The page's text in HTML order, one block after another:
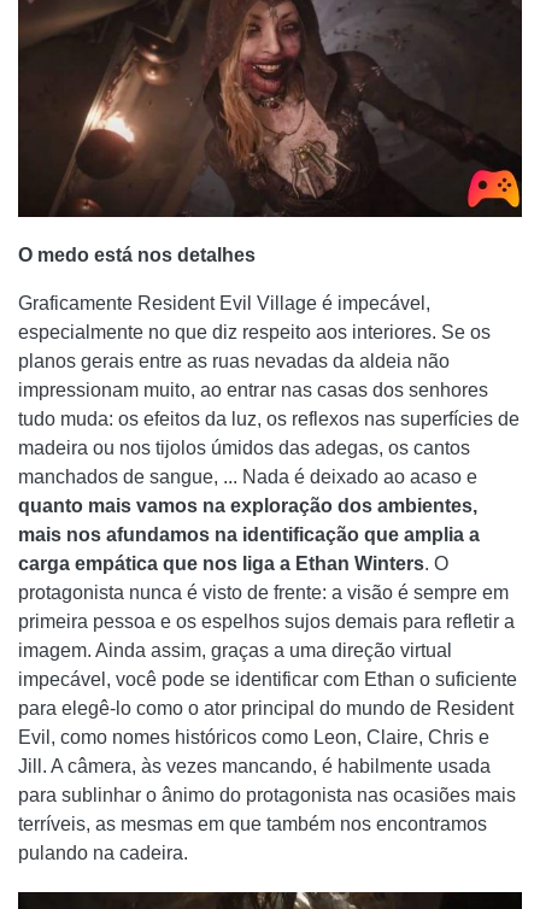
O medo está nos detalhes
Graficamente Resident Evil Village é impecável,
especialmente no que diz respeito aos interiores. Se os
planos gerais entre as ruas nevadas da aldeia não
impressionam muito, ao entrar nas casas dos senhores
tudo muda: os efeitos da luz, os reflexos nas superfícies de
madeira ou nos tijolos úmidos das adegas, os cantos
manchados de sangue, ... Nada é deixado ao acaso e
quanto mais vamos na exploração dos ambientes,
mais nos afundamos na identificação que amplia a
carga empática que nos liga a Ethan Winters. O
protagonista nunca é visto de frente: a visão é sempre em
primeira pessoa e os espelhos sujos demais para refletir a
imagem. Ainda assim, graças a uma direção virtual
impecável, você pode se identificar com Ethan o suficiente
para elegê-lo como o ator principal do mundo de Resident
Evil, como nomes históricos como Leon, Claire, Chris e
Jill. A câmera, às vezes mancando, é habilmente usada
para sublinhar o ânimo do protagonista nas ocasiões mais
terríveis, as mesmas em que também nos encontramos
pulando na cadeira.